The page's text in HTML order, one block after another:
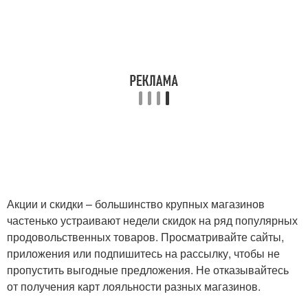
Акции и скидки – большинство крупных магазинов
частенько устраивают недели скидок на ряд популярных
продовольственных товаров. Просматривайте сайты,
приложения или подпишитесь на рассылку, чтобы не
пропустить выгодные предложения. Не отказывайтесь
от получения карт лояльности разных магазинов.